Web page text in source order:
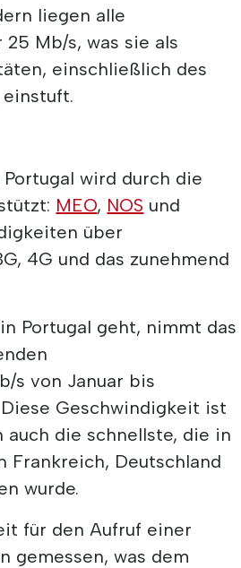
liegen alle
Mb/s, was sie als
einschließlich des
einstuft.
wird durch die
MEO, NOS und
über
4G und das zunehmend
Portugal geht, nimmt das
s von Januar bis
Geschwindigkeit ist
die schnellste, die in
Frankreich, Deutschland
wurde.
für den Aufruf einer
gemessen, was dem